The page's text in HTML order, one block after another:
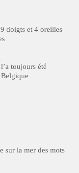
doigts et 4 oreilles
toujours été
sur la mer des mots